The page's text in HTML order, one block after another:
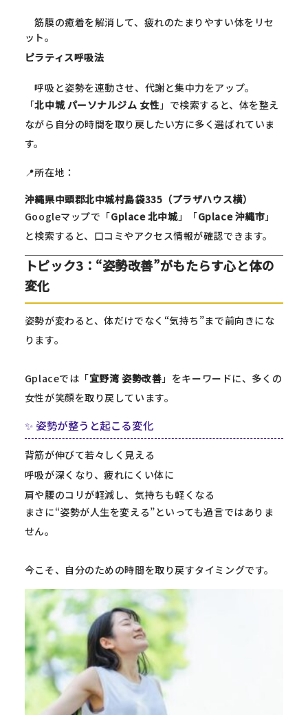
筋膜の癒着を解消して、疲れのたまりやすい体をリセ
ット。
ピラティス呼吸法
呼吸と姿勢を連動させ、代謝と集中力をアップ。
「北中城 パーソナルジム 女性」で検索すると、体を整え
ながら自分の時間を取り戻したい方に多く選ばれていま
す。
📍所在地：
沖縄県中頭郡北中城村島袋335（プラザハウス横）
Googleマップで「Gplace 北中城」「Gplace 沖縄市」
と検索すると、口コミやアクセス情報が確認できます。
トピック3：“姿勢改善”がもたらす心と体の
変化
姿勢が変わると、体だけでなく“気持ち”まで前向きにな
ります。
Gplaceでは「宜野湾 姿勢改善」をキーワードに、多くの
女性が笑顔を取り戻しています。
✨ 姿勢が整うと起こる変化
背筋が伸びて若々しく見える
呼吸が深くなり、疲れにくい体に
肩や腰のコリが軽減し、気持ちも軽くなる
まさに“姿勢が人生を変える”といっても過言ではありま
せん。
今こそ、自分のための時間を取り戻すタイミングです。